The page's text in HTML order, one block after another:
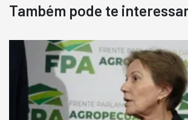
Destaque
Usado
Pá Carregadeira Cat 966
Ano 1987
Londrina
Também pode te